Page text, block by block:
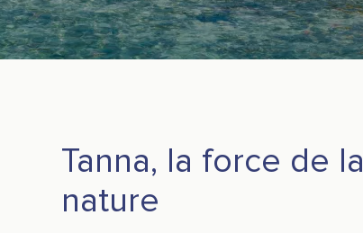
Tanna, la force de la
nature